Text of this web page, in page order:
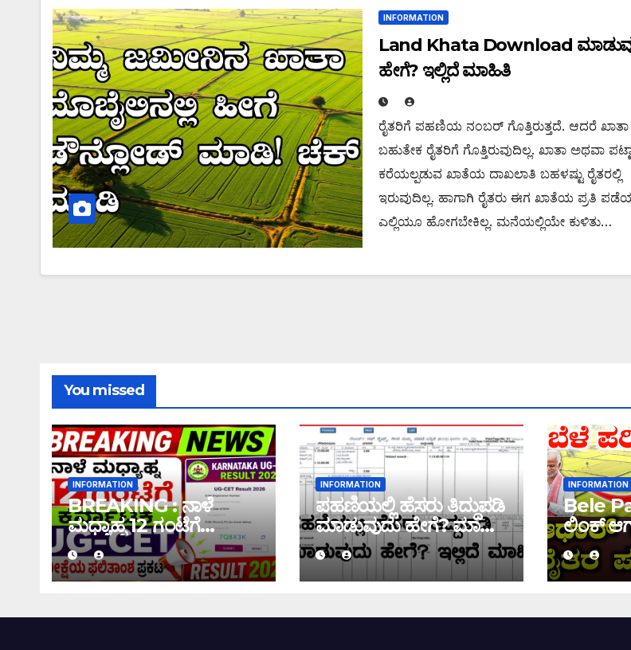
INFORMATION
Land Khata Download
ಹೇಗೆ? ಇಲ್ಲಿದೆ ಮಾಹಿತಿ
ರೈತರಿಗೆ ಪಹಣಿಯ ನಂಬರ್ ಗೊತ್ತಿರುತ್ತದೆ. ಆದರೆ ಖಾತಾ
ಬಹುತೇಕ ರೈತರಿಗೆ ಗೊತ್ತಿರುವುದಿಲ್ಲ. ಖಾತಾ ಅಥವಾ
ಕರೆಯಲ್ಪಡುವ ಖಾತೆಯ ದಾಖಲಾತಿ ಬಹಳಷ್ಟು ರೈತರಲ್ಲಿ
ಇರುವುದಿಲ್ಲ. ಹಾಗಾಗಿ ರೈತರು ಈಗ ಖಾತೆಯ ಪ್ರತಿ
ಎಲ್ಲಿಯೂ ಹೋಗಬೇಕಿಲ್ಲ. ಮನೆಯಲ್ಲಿಯೇ ಕುಳಿತು…
You missed
INFORMATION
BREAKING : ನಾಳೆ
ಮಧ್ಯಾಹ್ನ 12 ಗಂಟೆಗೆ
ಕರ್ನಾಟಕ UG-CET
ಪರೀಕ್ಷೆಯ ಫಲಿತಾಂಶ ಪ್ರಕಟ
|UG-CET Result 2026
INFORMATION
ಪಹಣಿಯಲ್ಲಿ ಹೆಸರು ತಿದ್ದುಪಡಿ
ಮಾಡುವುದು ಹೇಗೆ? ಮಾಹಿತಿ
ಇಲ್ಲಿದೆ
INFORMATION
Bele
ಲಿಂಕ್
ಬಿಡುಗಡೆ!
ಹೆಸರು
ಜಮಾ